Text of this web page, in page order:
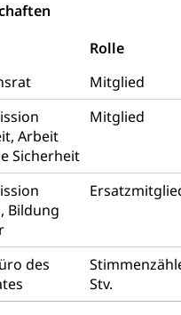
Rolle
Mitglied
Arbeit
Sicherheit
Mitglied
Bildung
des
Stv.
Vermittlungsstelle,
Schlichtung, Mediation
mit Beschwerden
Beschwerdestelle
Schlichtungsstelle
Fremdenfeindlichkeit,
Schutz vor
Schutz vor
und Strafverfahren
Strafrechtspflege,